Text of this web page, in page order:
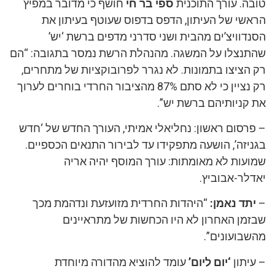
טובה. עורך התוכנית ספי בר חי חושף כי מדובר במפיץ
הראשי של העיתון, הדפס בדפוס שעוטף בעיתון את
הסנדוויצ’ים מהבית ושני סדרני מדפים ברשת ‘יש’
שהתנצלו על המשגה. מהנהלת הרשת נמסר בתגובה: “הם
רק הציצו בתמונות. לא נגרר לפרובוקציות של מתחרים,
רק נציין כי לא סתם 87% מהציבור החרדי בוחרים לערוך
את קניותיהם ברשת יש”.
– פרסום ראשון: נחליאלי אמיתי, העורך החדש של ‘חדש
בגניזה’, הושעה מתפקידו עד לבירור התנאים הכספיים.
שמועות לא מאומתות: עורך המוסף יהיה אריה
יאדלר-אבוביץ.
– יתד נאמן: “היהדות החרדית מזועזעת ונדהמת מכך
שבזמן האחרון לא היו הכחשות של מתראיינים
מהשבועונים”.
– עיתון ‘יום ליום’עומד להוציא מהדורה מיוחדת